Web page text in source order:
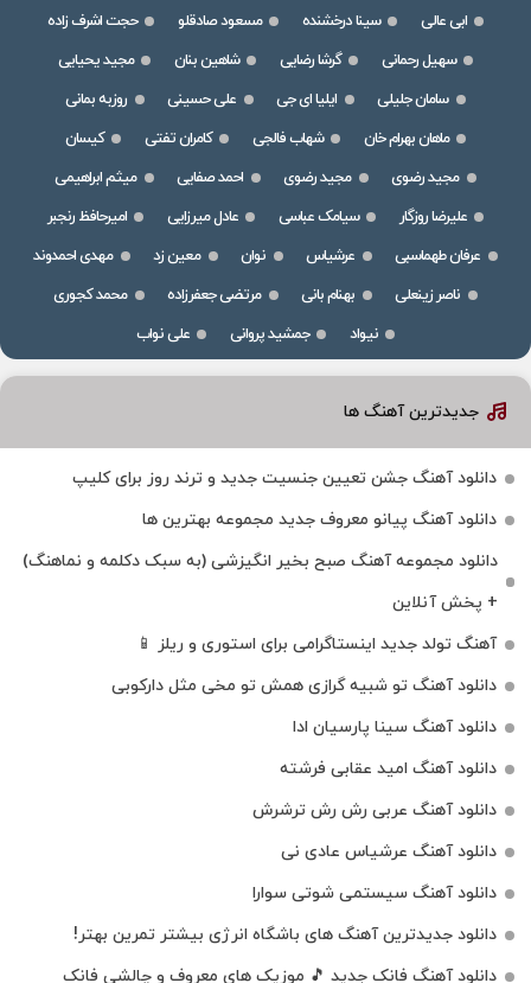
ابی عالی
سینا درخشنده مسعود صادقلو
حجت اشرف زاده
سهیل رحمانی
گرشا رضایی شاهین بنان
مجید یحیایی
سامان جلیلی
ایلیا ای جی علی حسینی
روزبه بمانی
ماهان بهرام خان
شهاب فالجی کامران تفتی
کیسان
مجید رضوی
مجید رضوی احمد صفایی
میثم ابراهیمی
علیرضا روزگار
سیامک عباسی عادل میرزایی
امیرحافظ رنجبر
عرفان طهماسبی
عرشیاس نوان معین زد
مهدی احمدوند
ناصر زینعلی
بهنام بانی مرتضی جعفرزاده
محمد کجوری
نیواد
جمشید پروانی علی نواب
جدیدترین آهنگ ها
دانلود آهنگ جشن تعیین جنسیت جدید و ترند روز برای کلیپ
دانلود آهنگ پیانو معروف جدید مجموعه بهترین ها
دانلود مجموعه آهنگ صبح بخیر انگیزشی (به سبک دکلمه و نماهنگ)
+ پخش آنلاین
آهنگ تولد جدید اینستاگرامی برای استوری و ریلز 📱
دانلود آهنگ تو شبیه گرازی همش تو مخی مثل دارکوبی
دانلود آهنگ سینا پارسیان ادا
دانلود آهنگ امید عقابی فرشته
دانلود آهنگ عربی رش رش ترشرش
دانلود آهنگ عرشیاس عادی نی
دانلود آهنگ سیستمی شوتی سوارا
دانلود جدیدترین آهنگ‌ های باشگاه انرژی بیشتر تمرین بهتر!
دانلود آهنگ فانک جدید 🎵 موزیک‌ های معروف و چالشی فانک